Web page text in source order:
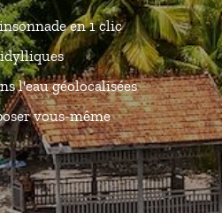
en 1 clic
l'eau géolocalisées
vous-même